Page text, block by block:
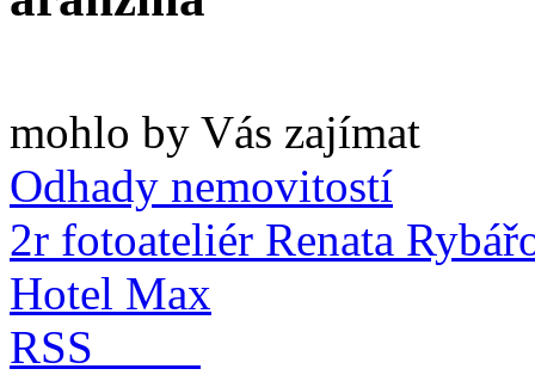
mohlo by Vás zajímat
Odhady nemovitostí
2r fotoateliér Renata
Hotel Max
RSS